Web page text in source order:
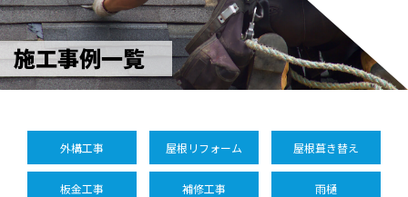
施工事例一覧
外構工事 屋根リフォーム 屋根葺き替え
板金工事 補修工事 雨樋